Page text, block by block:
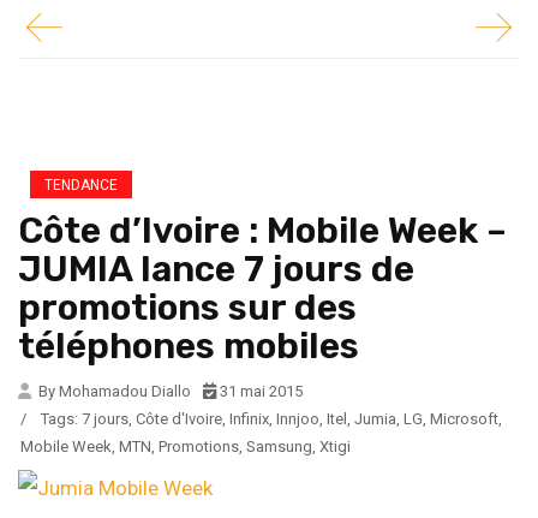
TENDANCE
Côte d’Ivoire : Mobile Week –
JUMIA lance 7 jours de
promotions sur des
téléphones mobiles
By Mohamadou Diallo
31 mai 2015
/
Tags: 7 jours, Côte d'Ivoire, Infinix, Innjoo, Itel , Jumia, LG, Microsoft,
Mobile Week, MTN, Promotions, Samsung, Xtigi